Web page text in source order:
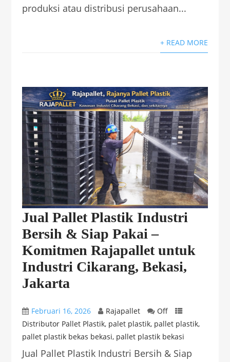
produksi atau distribusi perusahaan...
+ READ MORE
Jual Pallet Plastik Industri
Bersih & Siap Pakai –
Komitmen Rajapallet untuk
Industri Cikarang, Bekasi,
Jakarta
Februari 16, 2026 Rajapallet
Off
Distributor Pallet Plastik, palet plastik, pallet plastik,
pallet plastik bekas bekasi, pallet plastik bekasi
Jual Pallet Plastik Industri Bersih & Siap